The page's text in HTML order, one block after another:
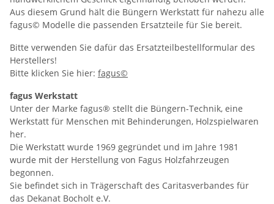
Aus diesem Grund hält die Büngern Werkstatt für nahezu alle
fagus© Modelle die passenden Ersatzteile für Sie bereit.
Bitte verwenden Sie dafür das Ersatzteilbestellformular des
Herstellers!
Bitte klicken Sie hier: fagus©
fagus Werkstatt
Unter der Marke fagus® stellt die Büngern-Technik, eine
Werkstatt für Menschen mit Behinderungen, Holzspielwaren
her.
Die Werkstatt wurde 1969 gegründet und im Jahre 1981
wurde mit der Herstellung von Fagus Holzfahrzeugen
begonnen.
Sie befindet sich in Trägerschaft des Caritasverbandes für
das Dekanat Bocholt e.V.